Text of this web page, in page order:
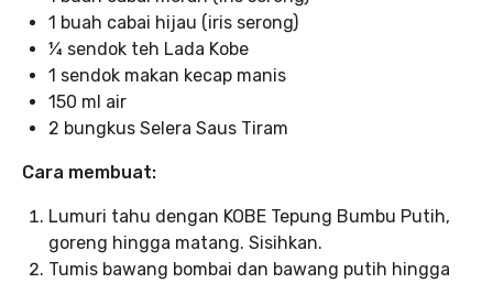
1 buah cabai hijau (iris serong)
¼ sendok teh Lada Kobe
1 sendok makan kecap manis
150 ml air
2 bungkus Selera Saus Tiram
Cara membuat:
Lumuri tahu dengan KOBE Tepung Bumbu Putih,
goreng hingga matang. Sisihkan.
Tumis bawang bombai dan bawang putih hingga